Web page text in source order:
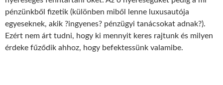
pénzünkből fizetik (különben miből lenne luxusautója
egyeseknek, akik ?ingyenes? pénzügyi tanácsokat adnak?).
Ezért nem árt tudni, hogy ki mennyit keres rajtunk és milyen
érdeke fűződik ahhoz, hogy befektessünk valamibe.